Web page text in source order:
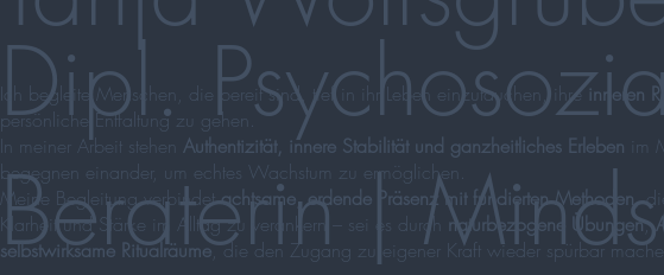
Dipl.
Beraterin |
Ich begleite Menschen, die bereit sind, tief in ihr Leben einzutauchen, ihreinneren
persönliche Entfaltung zu gehen.
In meiner Arbeit stehen Authentizität, innere Stabilität und ganzheitliches Erleben im
begegnen einander, um echtes Wachstum zu ermöglichen.
Meine Begleitung verbindetachtsame, erdende Präsenz mit fundierten Methoden,
Klarheit und Stärke im Alltag zu verankern – sei es durch naturbezogene Übungen,
selbstwirksame Ritualräume, die den Zugang zu eigener Kraft wieder spürbar